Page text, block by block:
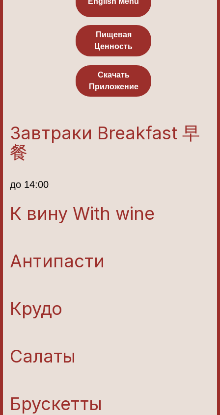
Пищевая
Ценность
Скачать
Приложение
Завтраки Breakfast 早
餐
до 14:00
К вину With wine
Антипасти
Крудо
Салаты
Брускетты